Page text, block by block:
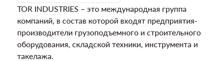
TOR INDUSTRIES – это международная группа
компаний, в состав которой входят предприятия-
производители грузоподъемного и строительного
оборудования, складской техники, инструмента и
такелажа.